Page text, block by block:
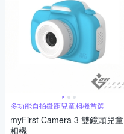
多功能自拍微距兒童相機首選
myFirst Camera 3 雙鏡頭兒童
相機